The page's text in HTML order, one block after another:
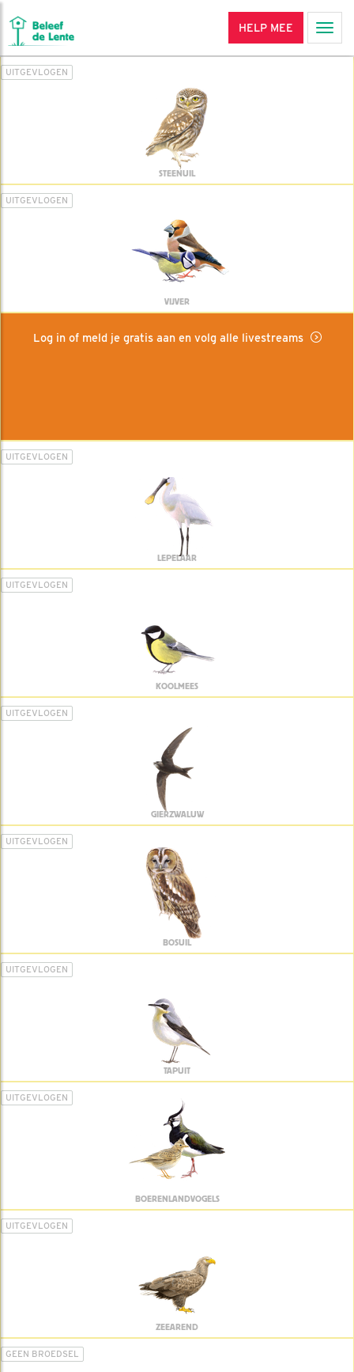
HELP MEE
UITGEVLOGEN
STEENUIL
UITGEVLOGEN
VIJVER
Log in of meld je gratis aan en volg alle livestreams
UITGEVLOGEN
LEPELAAR
UITGEVLOGEN
KOOLMEES
UITGEVLOGEN
GIERZWALUW
UITGEVLOGEN
BOSUIL
UITGEVLOGEN
TAPUIT
UITGEVLOGEN
BOERENLANDVOGELS
UITGEVLOGEN
ZEEAREND
GEEN BROEDSEL